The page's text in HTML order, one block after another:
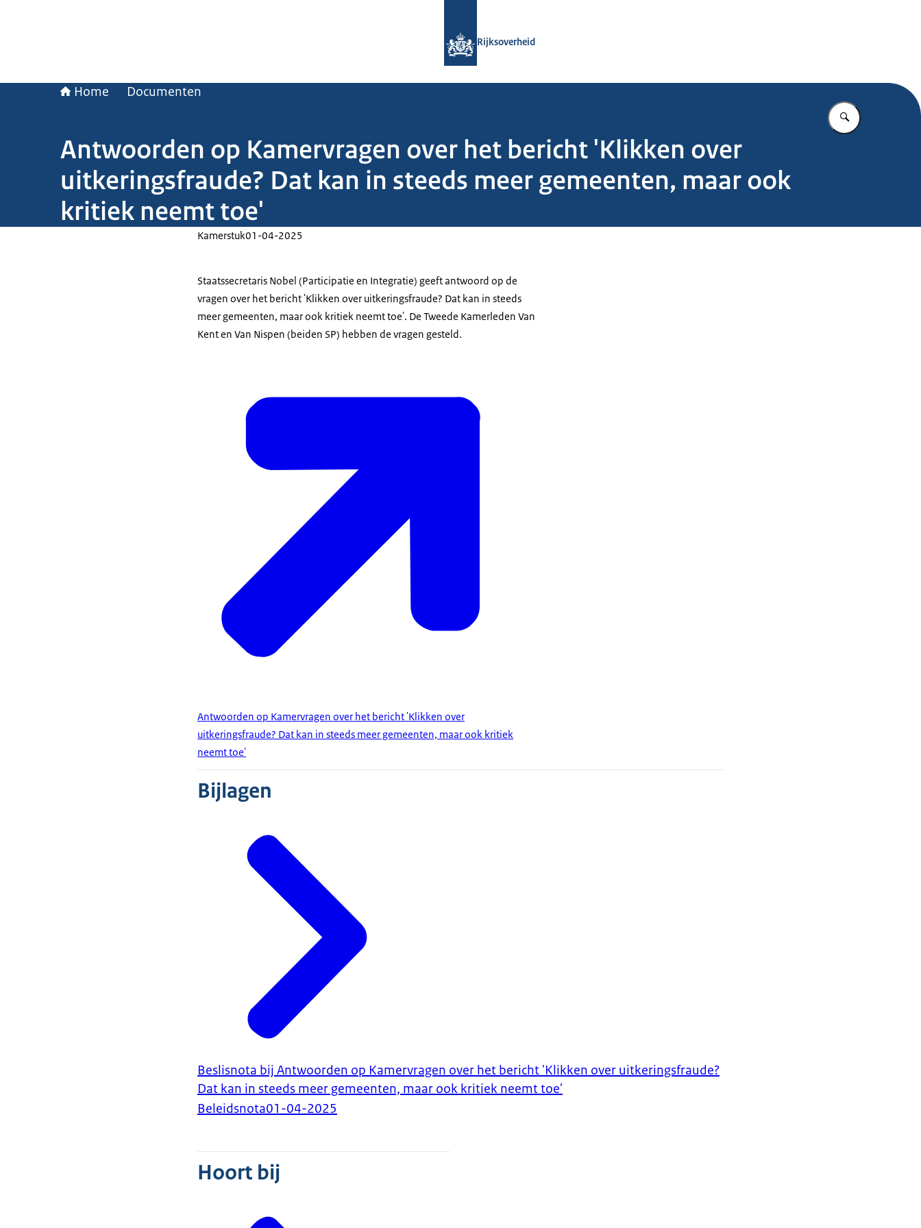
Rijksoverheid
Home Documenten
Vul in wat u
Antwoorden op Kamervragen over het bericht 'Klikken over
uitkeringsfraude? Dat kan in steeds meer gemeenten, maar ook
kritiek neemt toe'
Kamerstuk01-04-2025
Staatssecretaris Nobel (Participatie en Integratie) geeft antwoord op de
vragen over het bericht 'Klikken over uitkeringsfraude? Dat kan in steeds
meer gemeenten, maar ook kritiek neemt toe'. De Tweede Kamerleden Van
Kent en Van Nispen (beiden SP) hebben de vragen gesteld.
Antwoorden op Kamervragen over het bericht 'Klikken over
uitkeringsfraude? Dat kan in steeds meer gemeenten, maar ook kritiek
neemt toe'
Bijlagen
Beslisnota bij Antwoorden op Kamervragen over het bericht 'Klikken over uitkeringsfraude?
Dat kan in steeds meer gemeenten, maar ook kritiek neemt toe'
Beleidsnota01-04-2025
Hoort bij